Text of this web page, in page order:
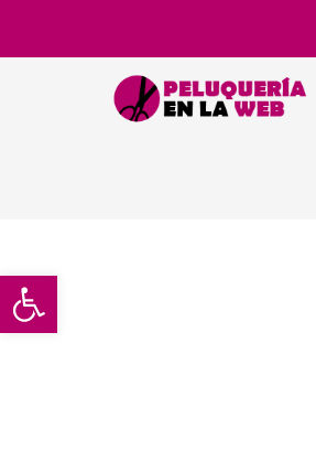
Abrir barra de herramientas